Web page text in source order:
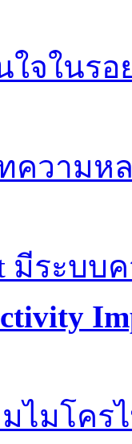
จในร
ความห
มีระบ
มไมโค